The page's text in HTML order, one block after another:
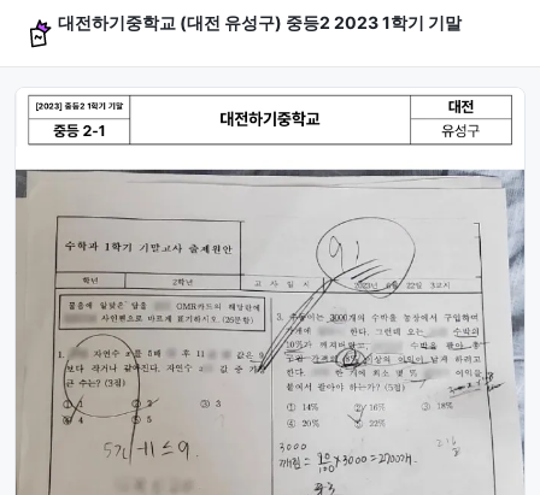
대전하기중학교 (대전 유성구) 중등2 2023 1학기 기말